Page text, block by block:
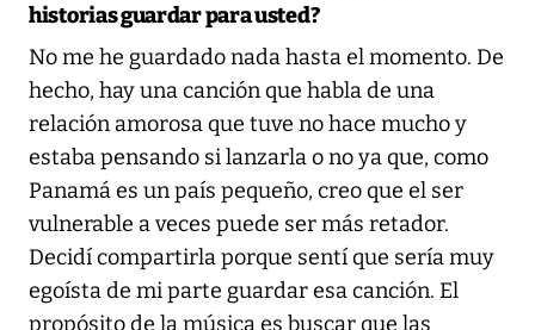
historias guardar para usted?
No me he guardado nada hasta el momento. De
hecho, hay una canción que habla de una
relación amorosa que tuve no hace mucho y
estaba pensando si lanzarla o no ya que, como
Panamá es un país pequeño, creo que el ser
vulnerable a veces puede ser más retador.
Decidí compartirla porque sentí que sería muy
egoísta de mi parte guardar esa canción. El
propósito de la música es buscar que las